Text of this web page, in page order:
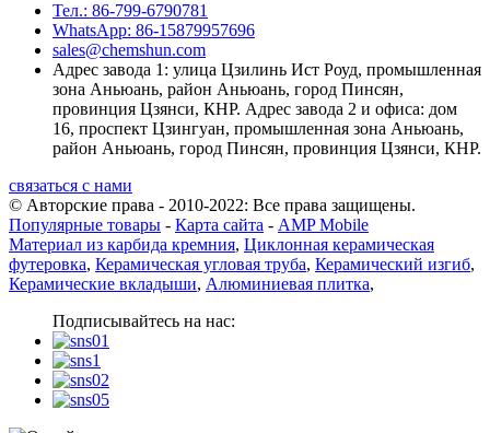
Тел.: 86-799-6790781
WhatsApp: 86-15879957696
sales@chemshun.com
Адрес завода 1: улица Цзилинь Ист Роуд, промышленная
зона Аньюань, район Аньюань, город Пинсян,
провинция Цзянси, КНР. Адрес завода 2 и офиса: дом
16, проспект Цзингуан, промышленная зона Аньюань,
район Аньюань, город Пинсян, провинция Цзянси, КНР.
связаться с нами
© Авторские права - 2010-2022: Все права защищены.
Популярные товары - Карта сайта - AMP Mobile
Материал из карбида кремния, Циклонная керамическая
футеровка, Керамическая угловая труба, Керамический изгиб,
Керамические вкладыши, Алюминиевая плитка,
Подписывайтесь на нас: